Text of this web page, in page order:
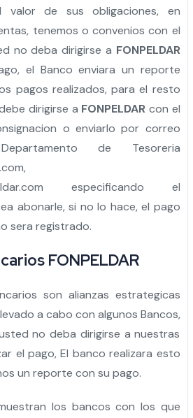
valor de sus obligaciones, en
tenemos o convenios con el
no deba dirigirse a FONPELDAR
el Banco enviara un reporte
pagos realizados, para el resto
dirigirse a FONPELDAR con el
o enviarlo por correo
de Tesoreria
,
especificando el
abonarle, si no lo hace, el pago
sera registrado.
FONPELDAR
son alianzas estrategicas
a cabo con algunos Bancos,
no deba dirigirse a nuestras
el pago, El banco realizara esto
un reporte con su pago.
los bancos con los que